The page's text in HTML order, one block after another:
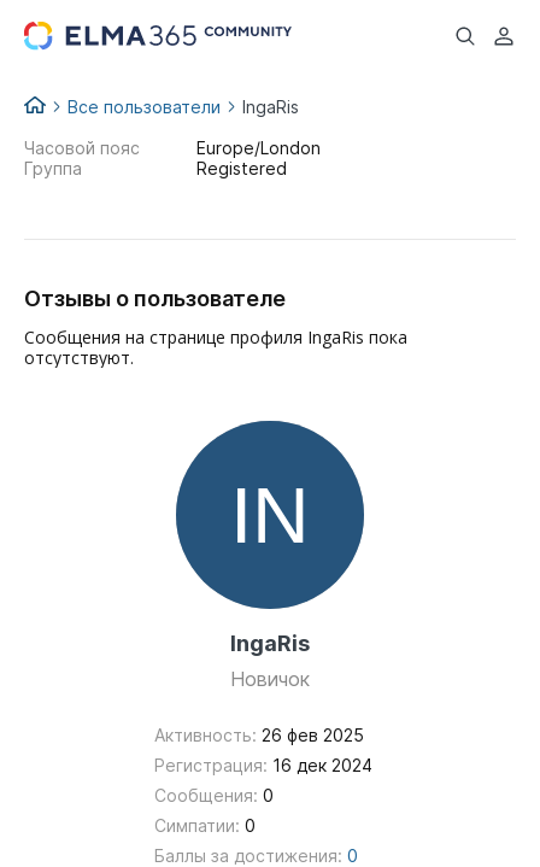
...
Все пользователи IngaRis
IngaRis
Новичок
Активность: 26 фев 2025
Регистрация: 16 дек 2024
Сообщения: 0
Симпатии: 0
Баллы за достижения: 0
Часовой пояс
Europe/London
Группа
Registered
Отзывы о пользователе
Сообщения на странице профиля IngaRis пока
отсутствуют.